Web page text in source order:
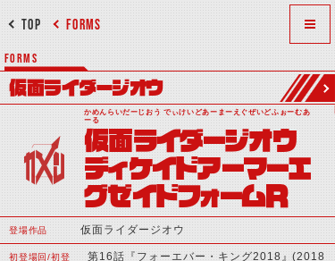
FORMS
TOP
FORMS
仮面ライダージオウ
かめんらいだーじおう でぃけいどあーまーえぐぜいどふぉーむあ
ーる
仮面ライダージオウ
ディケイドアーマーエ
グゼイドフォームＲ
登場作品 仮面ライダージオウ
初登場回/初登
第16話『フォーエバー・キング2018』(2018